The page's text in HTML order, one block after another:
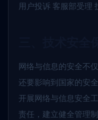
用户投诉 客服部受理
网络与信息的安全不
还要影响到国家的安
开展网络与信息安全
责任，建立健全管理